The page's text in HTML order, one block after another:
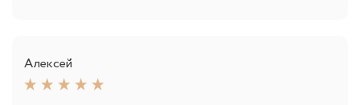
Алексей